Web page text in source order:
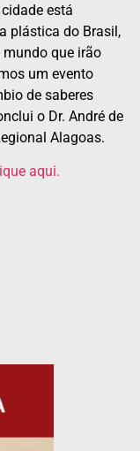
está
plástica do Brasil,
que irão
um evento
de saberes
o Dr. André de
Alagoas.
aqui.